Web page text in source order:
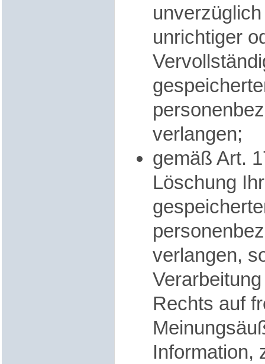
unrichtiger
verlangen;
gemäß Art.
Löschung
verlangen,
Rechts auf
Information,